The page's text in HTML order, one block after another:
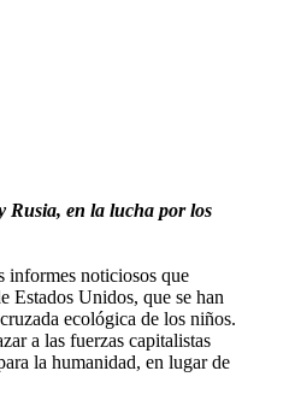
Rusia, en la lucha por los
informes noticiosos que
Estados Unidos, que se han
ecológica de los niños.
a las fuerzas capitalistas
la humanidad, en lugar de